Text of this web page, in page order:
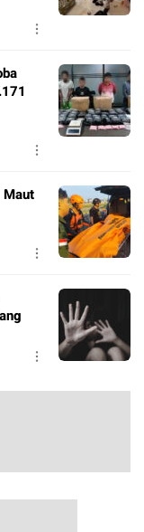
Maut